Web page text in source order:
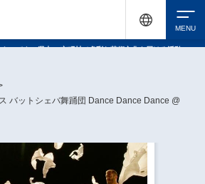
いても、県内33市町村で多彩な芸術文化を届ける活動
バットシェバ舞踊団 Dance Dance Dance @